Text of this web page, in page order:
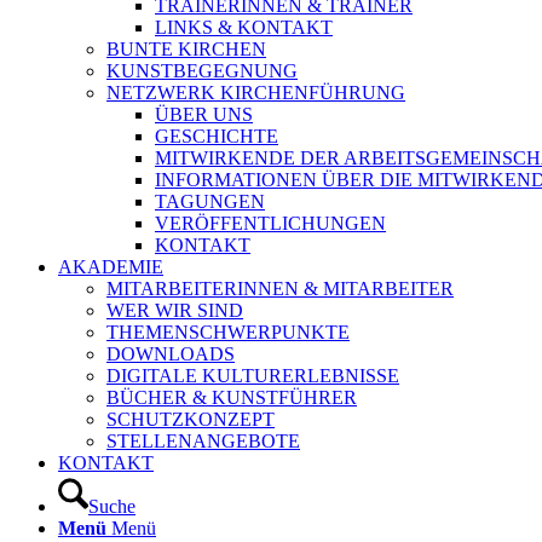
TRAINERINNEN & TRAINER
LINKS & KONTAKT
BUNTE KIRCHEN
KUNSTBEGEGNUNG
NETZWERK KIRCHENFÜHRUNG
ÜBER UNS
GESCHICHTE
MITWIRKENDE DER
INFORMATIONEN ÜBER DIE
TAGUNGEN
VERÖFFENTLICHUNGEN
KONTAKT
AKADEMIE
MITARBEITERINNEN & MITARBEITER
WER WIR SIND
THEMENSCHWERPUNKTE
DOWNLOADS
DIGITALE KULTURERLEBNISSE
BÜCHER & KUNSTFÜHRER
SCHUTZKONZEPT
STELLENANGEBOTE
KONTAKT
Suche
Menü Menü